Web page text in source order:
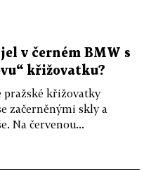
v černém BMW s
křižovatku?
pražské křižovatky
začerněnými skly a
Na červenou...